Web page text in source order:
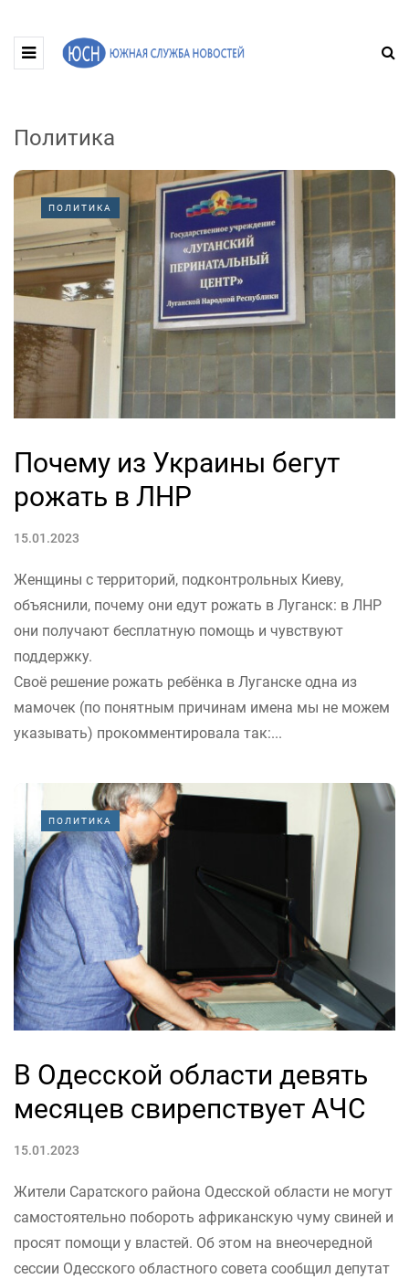
Политика
ПОЛИТИКА
Почему из Украины бегут
рожать в ЛНР
15.01.2023
Женщины с территорий, подконтрольных Киеву,
объяснили, почему они едут рожать в Луганск: в ЛНР
они получают бесплатную помощь и чувствуют
поддержку.
Своё решение рожать ребёнка в Луганске одна из
мамочек (по понятным причинам имена мы не можем
указывать) прокомментировала так:...
ПОЛИТИКА
В Одесской области девять
месяцев свирепствует АЧС
15.01.2023
Жители Саратского района Одесской области не могут
самостоятельно побороть африканскую чуму свиней и
просят помощи у властей. Об этом на внеочередной
сессии Одесского областного совета сообщил депутат